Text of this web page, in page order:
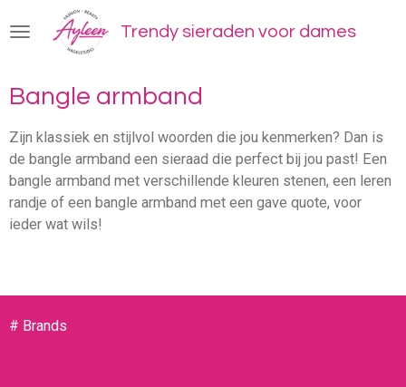
direct
de
hoofdinhoud
Trendy sieraden voor dames
Bangle armband
Zijn klassiek en stijlvol woorden die jou kenmerken? Dan is
de bangle armband een sieraad die perfect bij jou past! Een
bangle armband met verschillende kleuren stenen, een leren
randje of een bangle armband met een gave quote, voor
ieder wat wils!
# Brands